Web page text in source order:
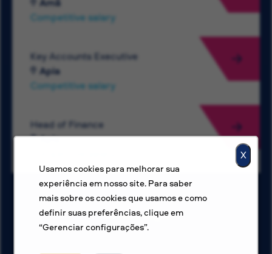
X
Usamos cookies para melhorar sua
experiência em nosso site. Para saber
mais sobre os cookies que usamos e como
definir suas preferências, clique em
“Gerenciar configurações”.
Competitive salary
Key Accounts Executive
Apia
Competitive salary
Head of Finance
Apia
Ver mais vagas